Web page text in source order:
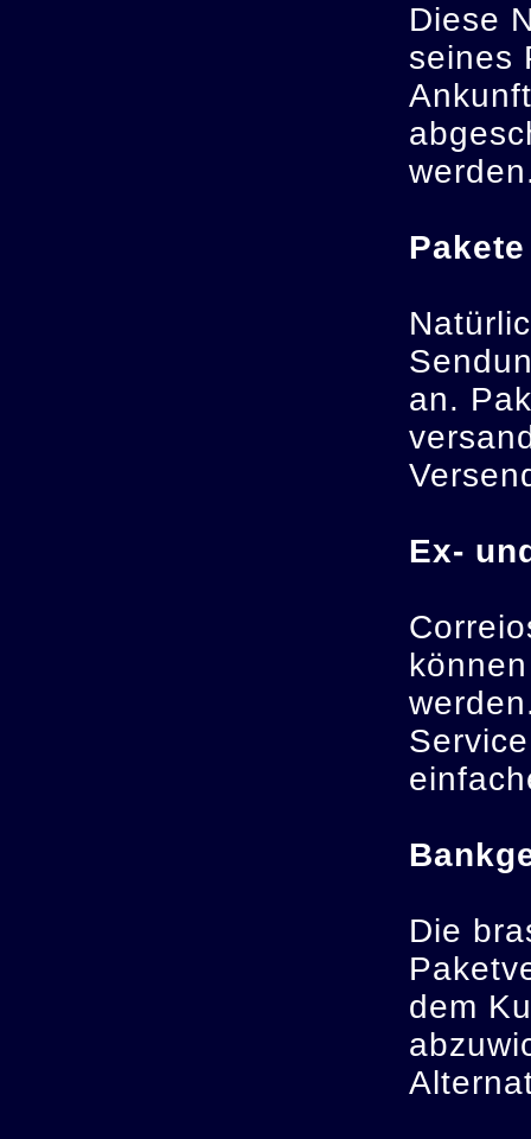
Diese
seines
an.
Ex-
Die
dem